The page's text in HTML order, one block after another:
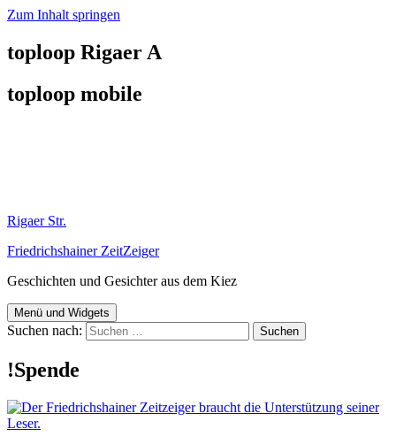
Zum Inhalt springen
toploop Rigaer A
toploop mobile
Rigaer Str.
Friedrichshainer ZeitZeiger
Geschichten und Gesichter aus dem Kiez
Menü und Widgets
Suchen nach:
!Spende